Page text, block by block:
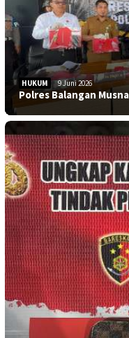
HUKUM 9 Juni 2026
Polres Balangan